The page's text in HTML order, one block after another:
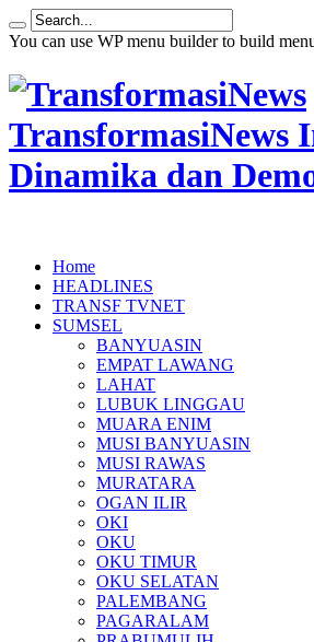
You can use WP menu builder to build
TransformasiNews
Dinamika dan
Home
HEADLINES
TRANSF TVNET
SUMSEL
BANYUASIN
EMPAT LAWANG
LAHAT
LUBUK LINGGAU
MUARA ENIM
MUSI BANYUASIN
MUSI RAWAS
MURATARA
OGAN ILIR
OKI
OKU
OKU TIMUR
OKU SELATAN
PALEMBANG
PAGARALAM